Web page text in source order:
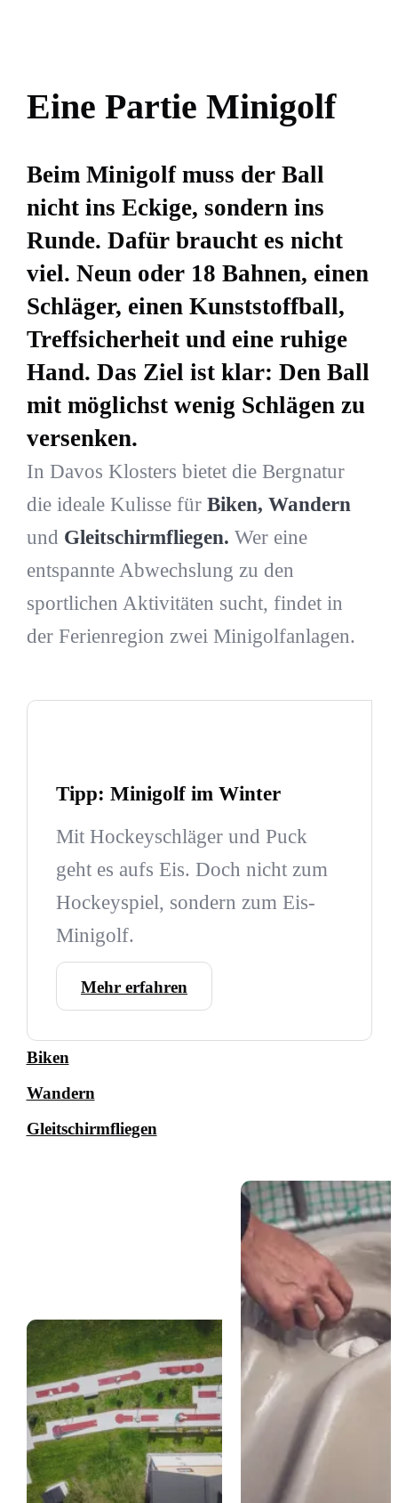
Eine Partie Minigolf
Beim Minigolf muss der Ball
nicht ins Eckige, sondern ins
Runde. Dafür braucht es nicht
viel. Neun oder 18 Bahnen, einen
Schläger, einen Kunststoffball,
Treffsicherheit und eine ruhige
Hand. Das Ziel ist klar: Den Ball
mit möglichst wenig Schlägen zu
versenken.
In Davos Klosters bietet die Bergnatur
die ideale Kulisse für Biken, Wandern
und Gleitschirmfliegen. Wer eine
entspannte Abwechslung zu den
sportlichen Aktivitäten sucht, findet in
der Ferienregion zwei Minigolfanlagen.
Tipp: Minigolf im Winter
Mit Hockeyschläger und Puck
geht es aufs Eis. Doch nicht zum
Hockeyspiel, sondern zum Eis-
Minigolf.
Mehr erfahren
Biken
Wandern
Gleitschirmfliegen